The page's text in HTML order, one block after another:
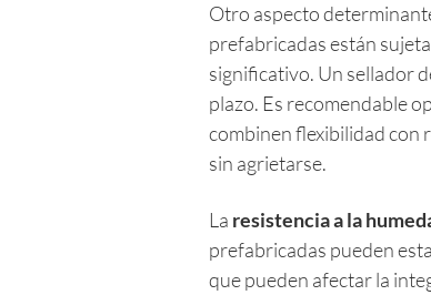
Otro aspecto
prefabricadas están
significativo. Un sellador
plazo. Es recomendable
combinen flexibilidad con
sin agrietarse.
La resistencia a la
prefabricadas pueden
que pueden afectar la